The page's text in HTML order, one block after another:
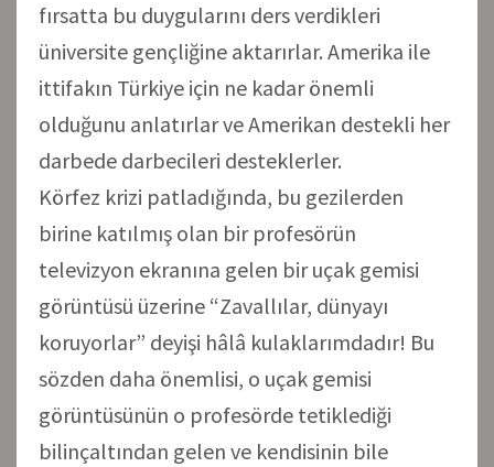
fırsatta bu duygularını ders verdikleri
üniversite gençliğine aktarırlar. Amerika ile
ittifakın Türkiye için ne kadar önemli
olduğunu anlatırlar ve Amerikan destekli her
darbede darbecileri desteklerler.
Körfez krizi patladığında, bu gezilerden
birine katılmış olan bir profesörün
televizyon ekranına gelen bir uçak gemisi
görüntüsü üzerine “Zavallılar, dünyayı
koruyorlar” deyişi hâlâ kulaklarımdadır! Bu
sözden daha önemlisi, o uçak gemisi
görüntüsünün o profesörde tetiklediği
bilinçaltından gelen ve kendisinin bile